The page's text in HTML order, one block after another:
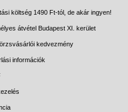
költség 1490 Ft-tól, de akár ingyen!
átvétel Budapest XI. kerület
kedvezmény
információk
LOGICO
LÜK